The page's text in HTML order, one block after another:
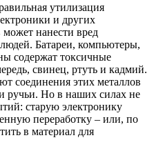
утилизация
и других
нанести вред
Батареи, компьютеры,
содержат токсичные
свинец, ртуть и кадмий.
соединения этих металлов
и ручьи. Но в наших силах не
старую электронику
переработку – или, по
в материал для